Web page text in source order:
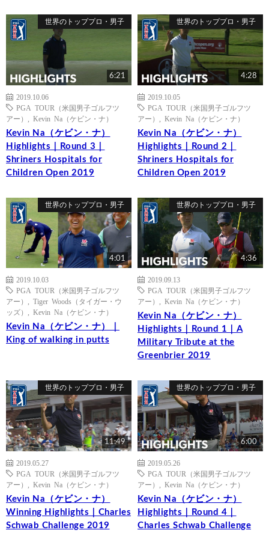
世界のトッププロ・男子
6:21
2019.10.06
PGA TOUR（米国男子ゴルフツ
アー）
Kevin Na（ケビン・ナ）
Kevin Na（ケビン・ナ）
Highlights｜Round 3｜
Shriners Hospitals for
Children Open 2019
世界のトッププロ・男子
4:28
2019.10.05
PGA TOUR（米国男子ゴルフツ
アー）
Kevin Na（ケビン・ナ）
Kevin Na（ケビン・ナ）
Highlights｜Round 2｜
Shriners Hospitals for
Children Open 2019
世界のトッププロ・男子
4:01
2019.10.03
PGA TOUR（米国男子ゴルフツ
アー）
Tiger Woods（タイガー・ウ
ッズ）
Kevin Na（ケビン・ナ）
Kevin Na（ケビン・ナ）｜
King of walking in putts
世界のトッププロ・男子
4:36
2019.09.13
PGA TOUR（米国男子ゴルフツ
アー）
Kevin Na（ケビン・ナ）
Kevin Na（ケビン・ナ）
Highlights｜Round 1｜A
Military Tribute at the
Greenbrier 2019
世界のトッププロ・男子
11:49
2019.05.27
PGA TOUR（米国男子ゴルフツ
アー）
Kevin Na（ケビン・ナ）
Kevin Na（ケビン・ナ）
Winning Highlights｜Charles
Schwab Challenge 2019
世界のトッププロ・男子
6:00
2019.05.26
PGA TOUR（米国男子ゴルフツ
アー）
Kevin Na（ケビン・ナ）
Kevin Na（ケビン・ナ）
Highlights｜Round 4｜
Charles Schwab Challenge